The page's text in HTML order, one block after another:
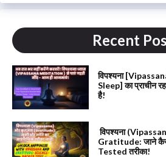
Recent
विपश्यना
Sleep] का प्राचीन
है!
विपश्यना
Gratitude: जाने
Tested तरीका!